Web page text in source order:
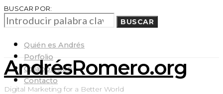
BUSCAR POR:
BUSCAR
Quién es Andrés
Porfolio
Colaboración
Contacto
AndrésRomero.org
Digital Marketing for a Better World